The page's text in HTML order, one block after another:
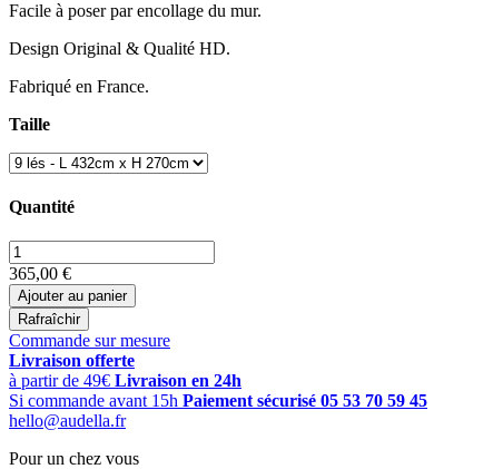
Facile à poser par encollage du mur.
Design Original & Qualité HD.
Fabriqué en France.
Taille
Quantité
365,00 €
Ajouter au panier
Commande sur mesure
Livraison offerte
à partir de 49€ Livraison en 24h
Si commande avant 15h Paiement sécurisé 05 53 70 59 45
hello@audella.fr
Pour un chez vous